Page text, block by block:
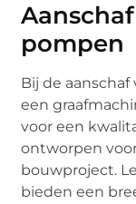
pompen
Bij de
een
voor een
ontworpen
bouwproject.
bieden een